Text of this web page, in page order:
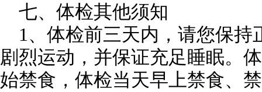
七、体检其他须知
1、体检前三天内，请您保
剧烈运动，并保证充足睡眠。
始禁食，体检当天早上禁食、